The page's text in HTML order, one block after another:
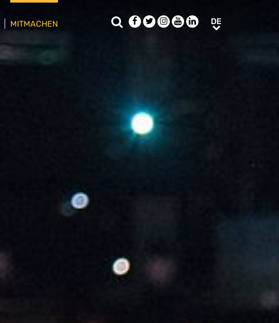
MITMACHEN
SucheFacebook
TwitterInstagram
YoutubeLinkedIn
DEDE